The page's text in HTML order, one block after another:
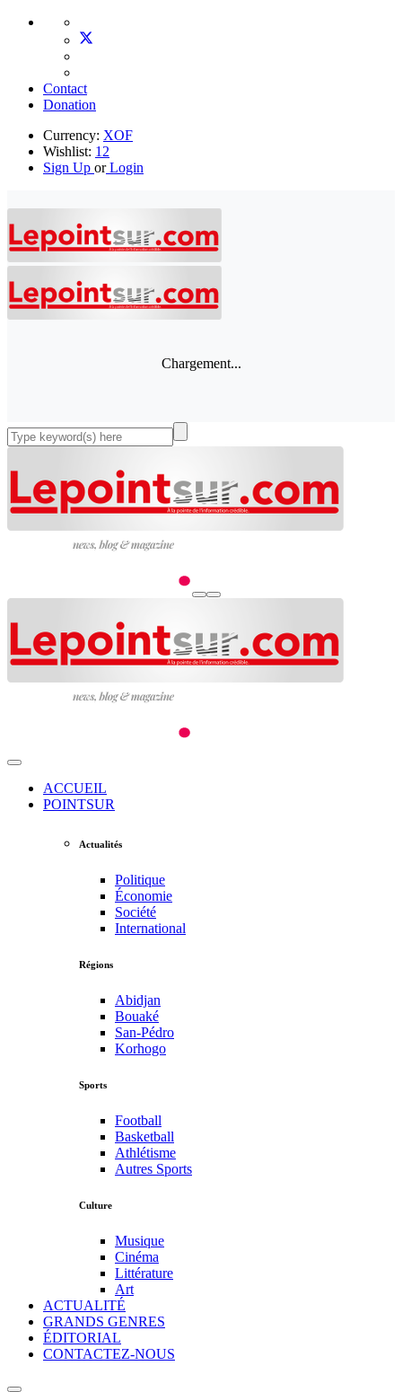
Contact
Donation
Currency: XOF
Wishlist: 12
Sign Up orLogin
Chargement...
ACCUEIL
POINTSUR
Actualités
Politique
Économie
Société
International
Régions
Abidjan
Bouaké
San-Pédro
Korhogo
Sports
Football
Basketball
Athlétisme
Autres Sports
Culture
Musique
Cinéma
Littérature
Art
ACTUALITÉ
GRANDS GENRES
ÉDITORIAL
CONTACTEZ-NOUS